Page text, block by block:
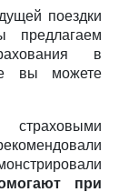
поездки
предлагаем
в
вы можете
при